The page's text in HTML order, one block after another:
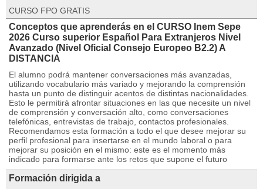
CURSO FPO GRATIS
Conceptos que aprenderás en el CURSO Inem Sepe
2026 Curso superior Español Para Extranjeros Nivel
Avanzado (Nivel Oficial Consejo Europeo B2.2) A
DISTANCIA
El alumno podrá mantener conversaciones más avanzadas,
utilizando vocabulario más variado y mejorando la comprensión
hasta un punto de distinguir acentos de distintas nacionalidades.
Esto le permitirá afrontar situaciones en las que necesite un nivel
de comprensión y conversación alto, como conversaciones
telefónicas, entrevistas de trabajo, contactos profesionales.
Recomendamos esta formación a todo el que desee mejorar su
perfil profesional para insertarse en el mundo laboral o para
mejorar su posición en el mismo: este es el momento más
indicado para formarse ante los retos que supone el futuro
Formación dirigida a